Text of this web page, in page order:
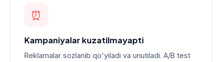
⏰
Kampaniyalar kuzatilmayapti
Reklamalar sozlanib qo'yiladi va unutiladi. A/B test